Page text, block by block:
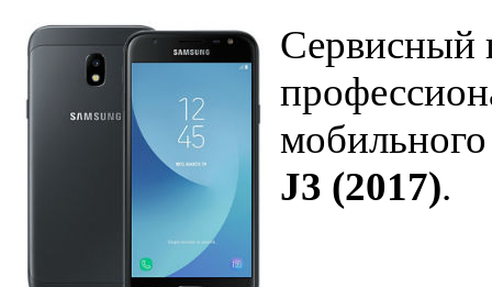
Сервисный
J3 (2017).